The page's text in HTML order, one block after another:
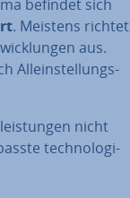
befindet sich
. Meistens richtet
aus.
Al­lein­stel­lungs­
nicht
tech­no­lo­gi­